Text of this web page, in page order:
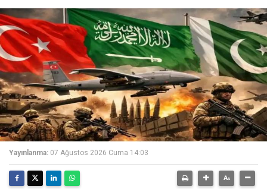
Yayınlanma: 07 Ağustos 2026 Cuma 14:03